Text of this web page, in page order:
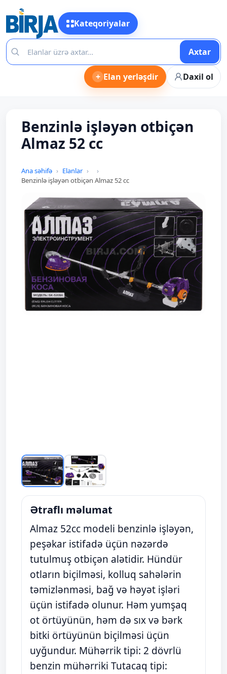
Kateqoriyalar
Axtar
+ Elan yerləşdir Daxil ol
Benzinlə işləyən otbiçən
Almaz 52 cc
Ana səhifə
Elanlar
Benzinlə işləyən otbiçən Almaz 52 cc
Ətraflı məlumat
Almaz 52cc modeli benzinlə işləyən,
peşəkar istifadə üçün nəzərdə
tutulmuş otbiçən alətidir. Hündür
otların biçilməsi, kolluq sahələrin
təmizlənməsi, bağ və həyət işləri
üçün istifadə olunur. Həm yumşaq
ot örtüyünün, həm də sıx və bərk
bitki örtüyünün biçilməsi üçün
uyğundur. Mühərrik tipi: 2 dövrlü
benzin mühərriki Tutacaq tipi: